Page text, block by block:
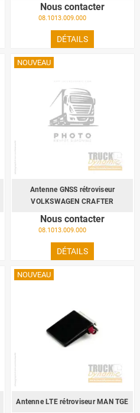
Nous contacter
08.1013.009.000
DÉTAILS
NOUVEAU
Antenne GNSS rétroviseur
VOLKSWAGEN CRAFTER
Nous contacter
08.1013.009.000
DÉTAILS
NOUVEAU
Antenne LTE rétroviseur MAN TGE